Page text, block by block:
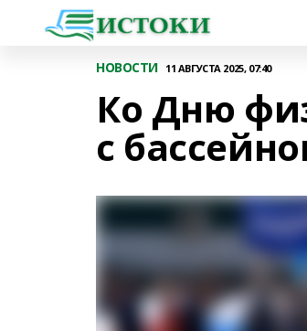
НОВОСТИ 11 АВГУСТА 2025, 07:40
Ко Дню
с